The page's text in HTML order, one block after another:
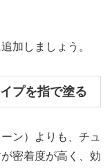
加しましょう。
プを指で塗る
ン）よりも、チュ
密着度が高く、効